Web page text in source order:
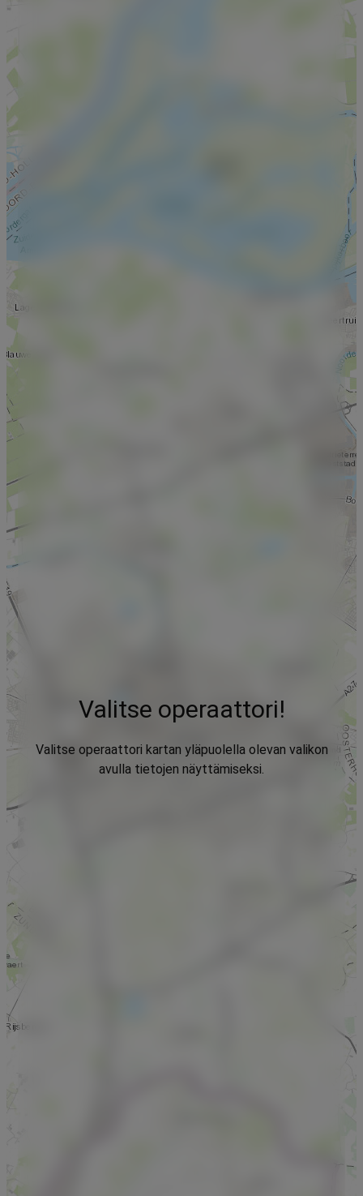
Valitse operaattori!
Valitse operaattori kartan yläpuolella olevan valikon
avulla tietojen näyttämiseksi.